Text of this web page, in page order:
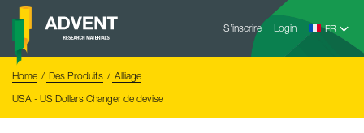
Skip
content
S’inscrire Login
Advent
Home Des Produits
Alliage
USA - US Dollars Changer de devise